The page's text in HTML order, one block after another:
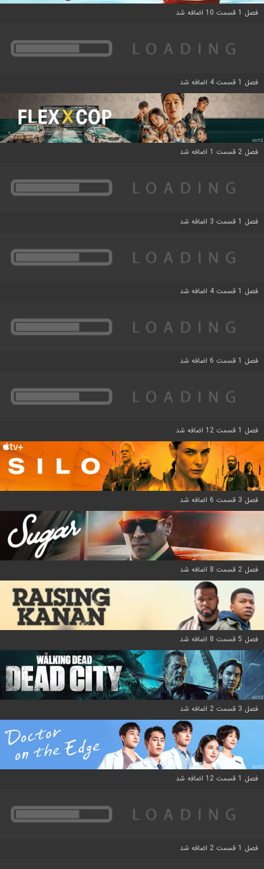
فصل 1 قسمت 10 اضافه شد
فصل 1 قسمت 4 اضافه شد
فصل 2 قسمت 1 اضافه شد
فصل 1 قسمت 3 اضافه شد
فصل 1 قسمت 4 اضافه شد
فصل 1 قسمت 6 اضافه شد
فصل 1 قسمت 12 اضافه شد
فصل 3 قسمت 6 اضافه شد
فصل 2 قسمت 8 اضافه شد
فصل 5 قسمت 8 اضافه شد
فصل 3 قسمت 2 اضافه شد
فصل 1 قسمت 12 اضافه شد
فصل 1 قسمت 2 اضافه شد